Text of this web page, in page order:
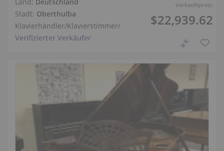
Verkaufspreis:
$22,939.62
Stadt: Oberthulba
Klavierhändler/Klavierstimmer/
Verifizierter Verkäufer